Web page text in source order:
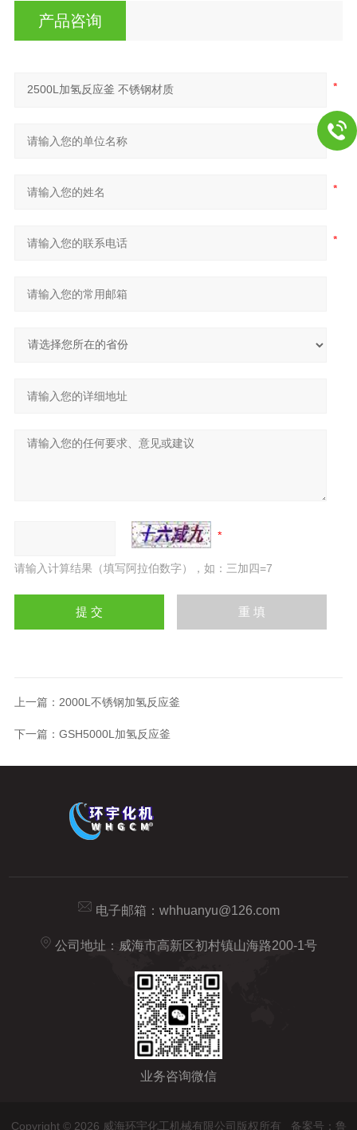
产品咨询
请输入计算结果（填写阿拉伯数字），如：三加四=7
上一篇： 2000L不锈钢加氢反应釜
下一篇： GSH5000L加氢反应釜
电子邮箱： whhuanyu@126.com
公司地址：威海市高新区初村镇山海路200-1号
业务咨询微信
Copyright © 2026 威海环宇化工机械有限公司版权所有 备案号：鲁